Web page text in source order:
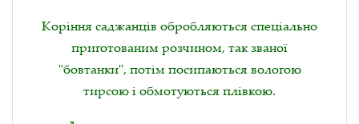
Коріння саджанців обробляються спеціально
приготованим розчином, так званої
"бовтанки", потім посипаються вологою
тирсою і обмотуються плівкою.